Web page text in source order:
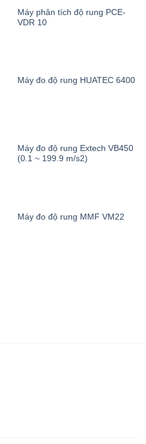
Máy phân tích độ rung PCE-
VDR 10
Máy đo độ rung HUATEC 6400
Máy đo độ rung Extech VB450
(0.1 ~ 199.9 m/s2)
Máy đo độ rung MMF VM22